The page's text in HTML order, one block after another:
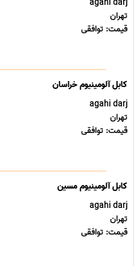
تهران
قیمت: توافقی
کابل آلومینیوم خراسان
agahi darj
تهران
قیمت: توافقی
کابل آلومینیوم مسین
agahi darj
تهران
قیمت: توافقی